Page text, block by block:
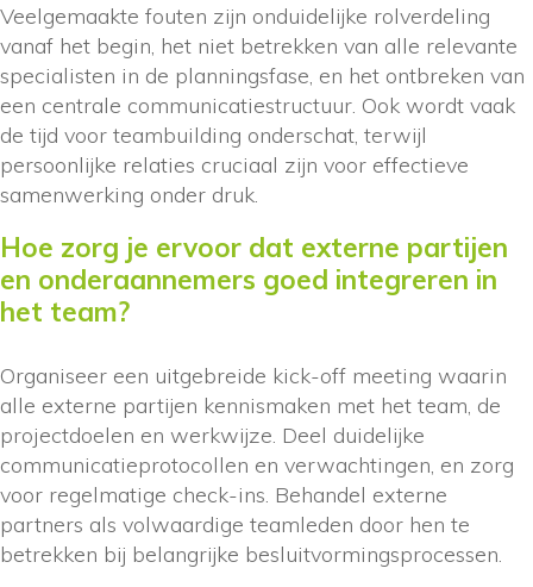
Veelgemaakte fouten zijn onduidelijke rolverdeling
vanaf het begin, het niet betrekken van alle relevante
specialisten in de planningsfase, en het ontbreken van
een centrale communicatiestructuur. Ook wordt vaak
de tijd voor teambuilding onderschat, terwijl
persoonlijke relaties cruciaal zijn voor effectieve
samenwerking onder druk.
Hoe zorg je ervoor dat externe partijen
en onderaannemers goed integreren in
het team?
Organiseer een uitgebreide kick-off meeting waarin
alle externe partijen kennismaken met het team, de
projectdoelen en werkwijze. Deel duidelijke
communicatieprotocollen en verwachtingen, en zorg
voor regelmatige check-ins. Behandel externe
partners als volwaardige teamleden door hen te
betrekken bij belangrijke besluitvormingsprocessen.